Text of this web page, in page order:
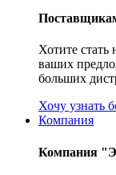
Хотите
ваших
больших
Хочу узнать
Компания
Компания